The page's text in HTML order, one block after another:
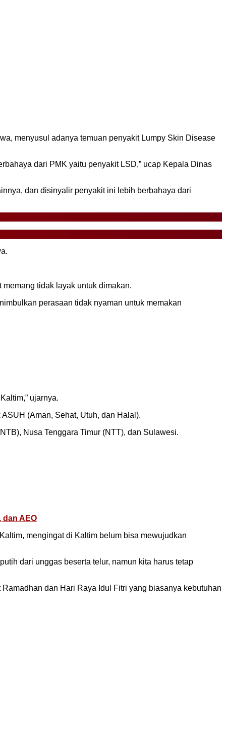
menyusul adanya temuan penyakit Lumpy Skin Disease
dari PMK yaitu penyakit LSD,” ucap Kepala Dinas
dan disinyalir penyakit ini lebih berbahaya dari
tidak layak untuk dimakan.
perasaan tidak nyaman untuk memakan
ujarnya.
(Aman, Sehat, Utuh, dan Halal).
Nusa Tenggara Timur (NTT), dan Sulawesi.
dan AEO
mengingat di Kaltim belum bisa mewujudkan
dari unggas beserta telur, namun kita harus tetap
dan Hari Raya Idul Fitri yang biasanya kebutuhan